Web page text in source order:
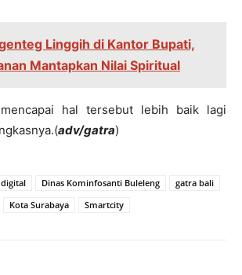
Linggih di Kantor Bupati,
Mantapkan Nilai Spiritual
hal tersebut lebih baik lagi
adv/gatra)
digital Dinas Kominfosanti Buleleng
gatra bali
Kota Surabaya Smartcity